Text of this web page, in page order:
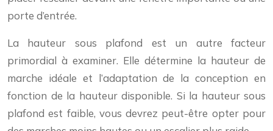
porte d’entrée.
La hauteur sous plafond est un autre facteur
primordial à examiner. Elle détermine la hauteur de
marche idéale et l’adaptation de la conception en
fonction de la hauteur disponible. Si la hauteur sous
plafond est faible, vous devrez peut-être opter pour